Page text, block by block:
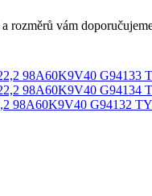
vám
98A60K9V40 G94133
98A60K9V40 G94134
98A60K9V40 G94132